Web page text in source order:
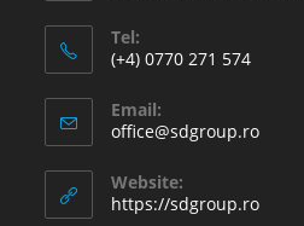
Tel:
(+4) 0770 271 574
Email:
office@sdgroup.ro
Website:
https://sdgroup.ro